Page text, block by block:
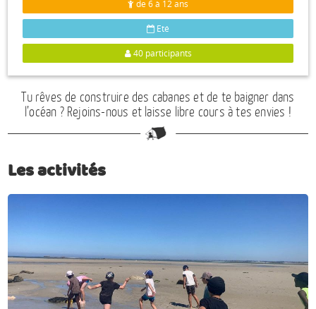
de 6 à 12 ans
Eté
40 participants
Tu rêves de construire des cabanes et de te baigner dans
l’océan ? Rejoins-nous et laisse libre cours à tes envies !
Les activités